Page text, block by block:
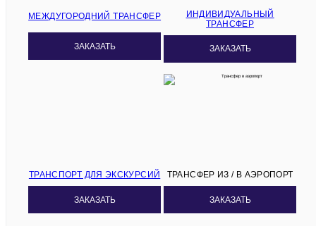
МЕЖДУГОРОДНИЙ ТРАНСФЕР
ЗАКАЗАТЬ
ИНДИВИДУАЛЬНЫЙ
ТРАНСФЕР
ЗАКАЗАТЬ
ТРАНСПОРТ ДЛЯ ЭКСКУРСИЙ
ЗАКАЗАТЬ
ТРАНСФЕР ИЗ / В АЭРОПОРТ
ЗАКАЗАТЬ